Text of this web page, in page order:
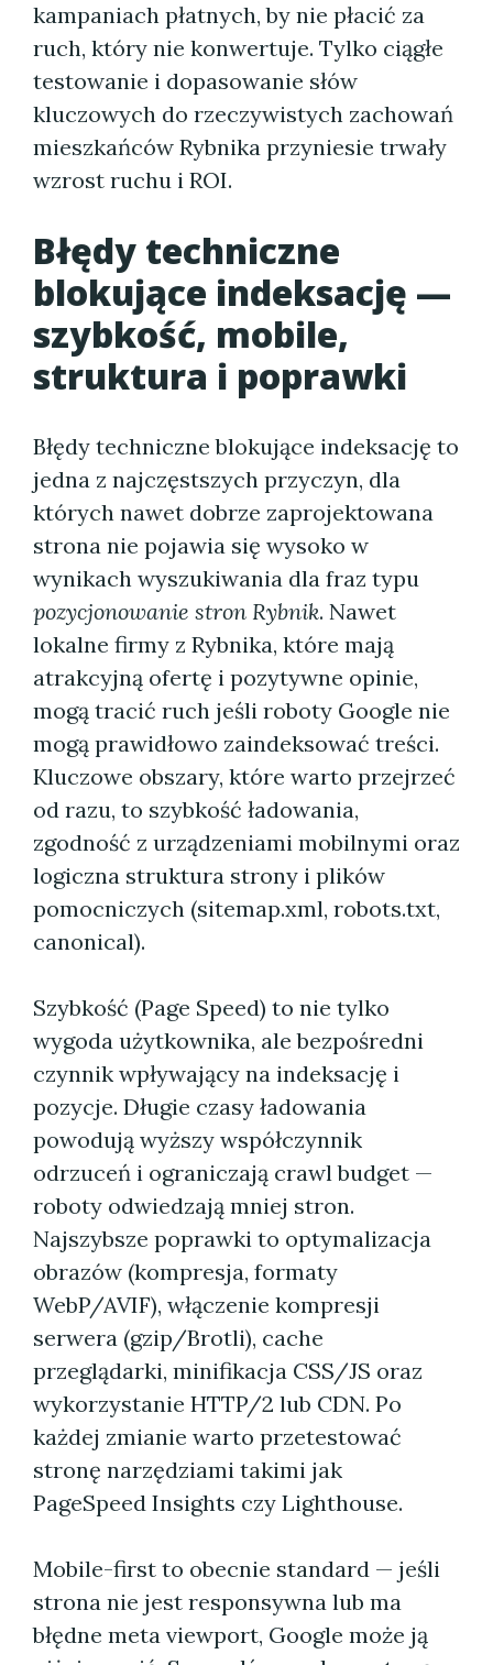
kampaniach płatnych, by nie płacić za
ruch, który nie konwertuje. Tylko ciągłe
testowanie i dopasowanie słów
kluczowych do rzeczywistych zachowań
mieszkańców Rybnika przyniesie trwały
wzrost ruchu i ROI.
Błędy techniczne
blokujące indeksację —
szybkość, mobile,
struktura i poprawki
Błędy techniczne blokujące indeksację to
jedna z najczęstszych przyczyn, dla
których nawet dobrze zaprojektowana
strona nie pojawia się wysoko w
wynikach wyszukiwania dla fraz typu
pozycjonowanie stron Rybnik. Nawet
lokalne firmy z Rybnika, które mają
atrakcyjną ofertę i pozytywne opinie,
mogą tracić ruch jeśli roboty Google nie
mogą prawidłowo zaindeksować treści.
Kluczowe obszary, które warto przejrzeć
od razu, to szybkość ładowania,
zgodność z urządzeniami mobilnymi oraz
logiczna struktura strony i plików
pomocniczych (sitemap.xml, robots.txt,
canonical).
Szybkość (Page Speed) to nie tylko
wygoda użytkownika, ale bezpośredni
czynnik wpływający na indeksację i
pozycje. Długie czasy ładowania
powodują wyższy współczynnik
odrzuceń i ograniczają crawl budget —
roboty odwiedzają mniej stron.
Najszybsze poprawki to optymalizacja
obrazów (kompresja, formaty
WebP/AVIF), włączenie kompresji
serwera (gzip/Brotli), cache
przeglądarki, minifikacja CSS/JS oraz
wykorzystanie HTTP/2 lub CDN. Po
każdej zmianie warto przetestować
stronę narzędziami takimi jak
PageSpeed Insights czy Lighthouse.
Mobile-first to obecnie standard — jeśli
strona nie jest responsywna lub ma
błędne meta viewport, Google może ją